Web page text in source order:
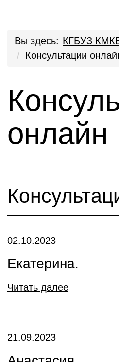
Вы здесь: КГБУЗ
Консультации
онлайн
02.10.2023
Екатерина.
Читать далее
21.09.2023